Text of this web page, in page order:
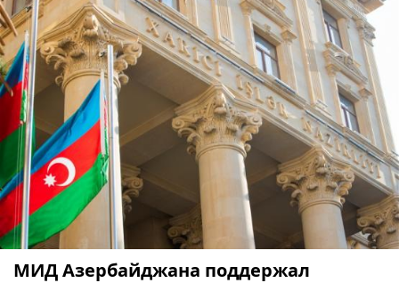
МИД Азербайджана поддержал